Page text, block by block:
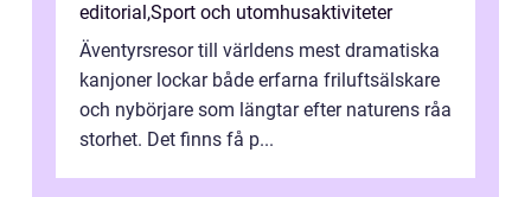
editorial ,Sport och utomhusaktiviteter
Äventyrsresor till världens mest dramatiska
kanjoner lockar både erfarna friluftsälskare
och nybörjare som längtar efter naturens råa
storhet. Det finns få p...